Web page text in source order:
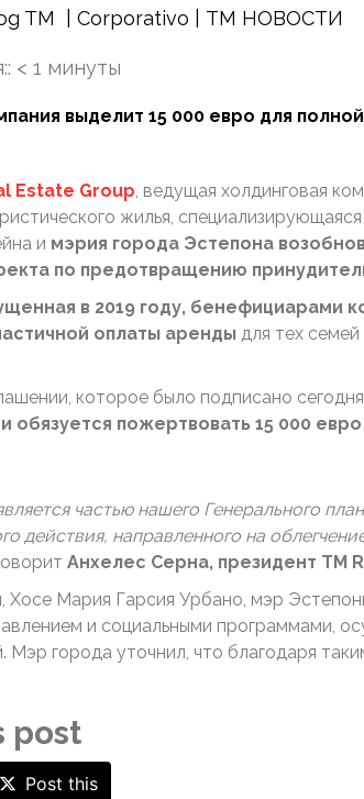
TM Corporativo TM НОВОСТИ
< 1 минуты
выделит 15 000 евро для
Estate Group, ведущая холдинговая
жилья,
и мэрия города Эстепона
по предотвращению
в 2019 году, бенефициарами
оплаты аренды для​​ тех
которое было подписано
обязуется пожертвовать 15 000
частью нашего Генерального
действия, направленного на
Анхелес Серна, президент TM
Хосе Мария Гарсия Урбано, мэр
и социальными программами,
Мэр города уточнил, что благодаря
post
Post this